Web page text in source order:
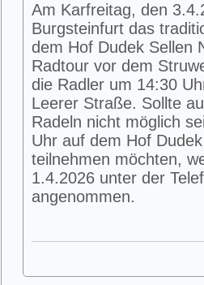
Am Karfreitag, den
Burgsteinfurt das
dem Hof Dudek Sellen
Radtour vor dem
die Radler um 14:30
Leerer Straße. Sollte
Radeln nicht möglich
Uhr auf dem Hof
teilnehmen möchten,
1.4.2026 unter der
angenommen.